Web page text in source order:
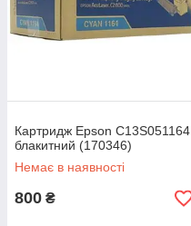
Картридж Epson C13S051164
блакитний (170346)
Немає в наявності
800 ₴